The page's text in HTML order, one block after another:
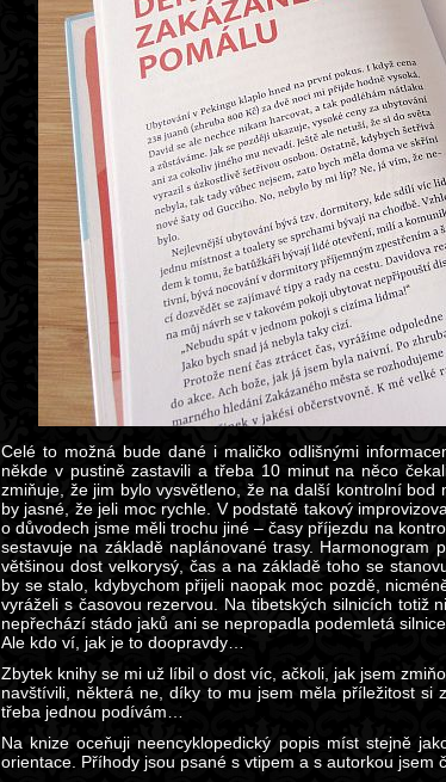
Celé to možná bude dané i maličko odlišnými
někde v pustině zastavili a třeba 10 minut na něco
zmiňuje, že jim bylo vysvětleno, že na další kontrolní
by jasné, že jeli moc rychle. V podstatě takový
o důvodech jsme měli trochu jiné – časy příjezdu na
sestavuje na základě naplánované trasy.
většinou dost velkorysý, čas a na základě toho se
by se stalo, kdybychom přijeli naopak moc pozdě,
vyráželi s časovou rezervou. Na tibetských silnicích
nepřechází stádo jaků ani se nepropadla podemletá
Ale kdo ví, jak je to doopravdy…
Zbytek knihy se mi už líbil o dost víc, ačkoli, jak jsem
navštívili, některá ne, díky to mu jsem měla příležitost
třeba jednou podívám…
Na knize oceňuji neencyklopedický popis míst stejně
orientace. Příhody jsou psané s vtipem a s autorkou jsem